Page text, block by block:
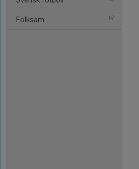
Folksam